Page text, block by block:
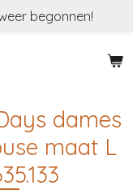
begonnen!
dames
maat L